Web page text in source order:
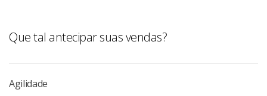
Que tal antecipar suas vendas?
Agilidade